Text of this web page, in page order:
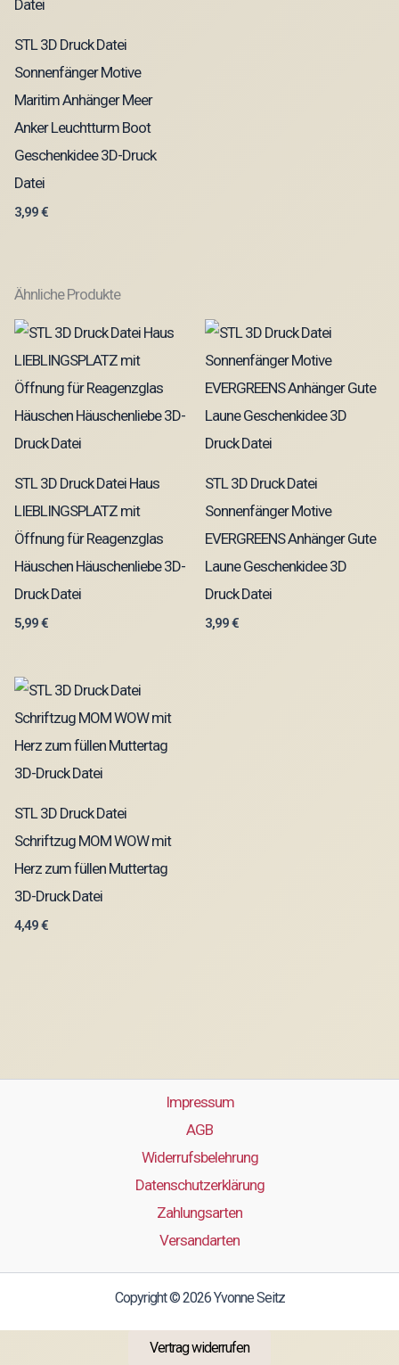
STL 3D Druck Datei
Sonnenfänger Motive
Maritim Anhänger Meer
Anker Leuchtturm Boot
Geschenkidee 3D-Druck
Datei
3,99€
Ähnliche Produkte
STL 3D Druck Datei Haus
LIEBLINGSPLATZ mit
Öffnung für Reagenzglas
Häuschen Häuschenliebe 3D-
Druck Datei
5,99€
STL 3D Druck Datei
Sonnenfänger Motive
EVERGREENS Anhänger Gute
Laune Geschenkidee 3D
Druck Datei
3,99€
STL 3D Druck Datei
Schriftzug MOM WOW mit
Herz zum füllen Muttertag
3D-Druck Datei
4,49€
Impressum
AGB
Widerrufsbelehrung
Datenschutzerklärung
Zahlungsarten
Versandarten
Copyright © 2026 Yvonne Seitz
Vertrag widerrufen